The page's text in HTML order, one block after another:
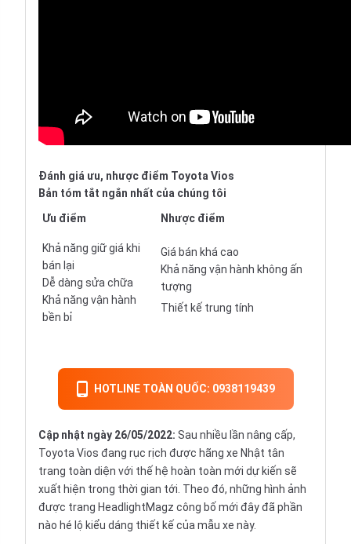
Đánh giá ưu, nhược điểm Toyota Vios
Bản tóm tắt ngắn nhất của chúng tôi
Ưu điểm
Nhược điểm
Khả năng giữ giá khi
bán lại
Dễ dàng sửa chữa
Khả năng vận hành
bền bỉ
Giá bán khá cao
Khả năng vận hành không ấn
tượng
Thiết kế trung tính
HOTLINE TOÀN QUỐC: 0938119439
Cập nhật ngày 26/05/2022: Sau nhiều lần nâng cấp,
Toyota Vios đang rục rịch được hãng xe Nhật tân
trang toàn diện với thế hệ hoàn toàn mới dự kiến sẽ
xuất hiện trong thời gian tới. Theo đó, những hình ảnh
được trang HeadlightMagz công bố mới đây đã phần
nào hé lộ kiểu dáng thiết kế của mẫu xe này.